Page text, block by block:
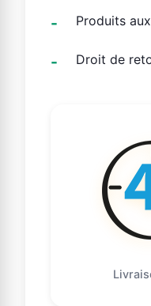
Produits
Droit de